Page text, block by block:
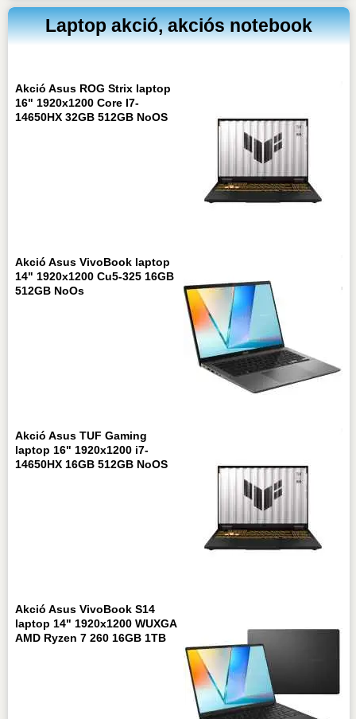
Laptop akció, akciós notebook
Akció Asus ROG Strix laptop
16" 1920x1200 Core I7-
14650HX 32GB 512GB NoOS
Akció Asus VivoBook laptop
14" 1920x1200 Cu5-325 16GB
512GB NoOs
Akció Asus TUF Gaming
laptop 16" 1920x1200 i7-
14650HX 16GB 512GB NoOS
Akció Asus VivoBook S14
laptop 14" 1920x1200 WUXGA
AMD Ryzen 7 260 16GB 1TB